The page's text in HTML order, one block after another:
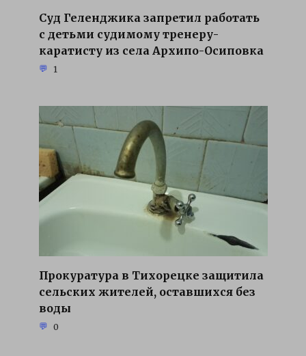
Суд Геленджика запретил работать
с детьми судимому тренеру-
каратисту из села Архипо-Осиповка
1
Прокуратура в Тихорецке защитила
сельских жителей, оставшихся без
воды
0